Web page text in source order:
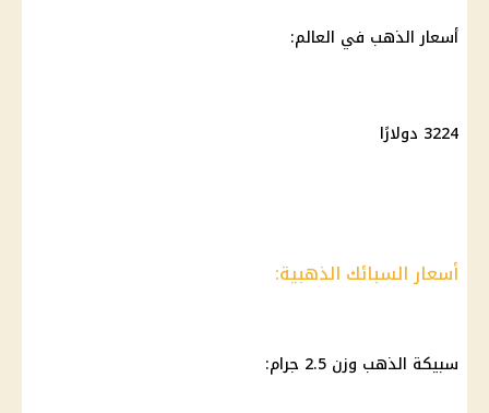
أسعار الذهب في العالم:
3224 دولارًا
أسعار السبائك الذهبية:
سبيكة الذهب وزن 2.5 جرام: